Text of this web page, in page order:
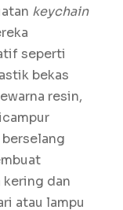
keychain
seperti
bekas
resin,
berselang
dan
atau lampu